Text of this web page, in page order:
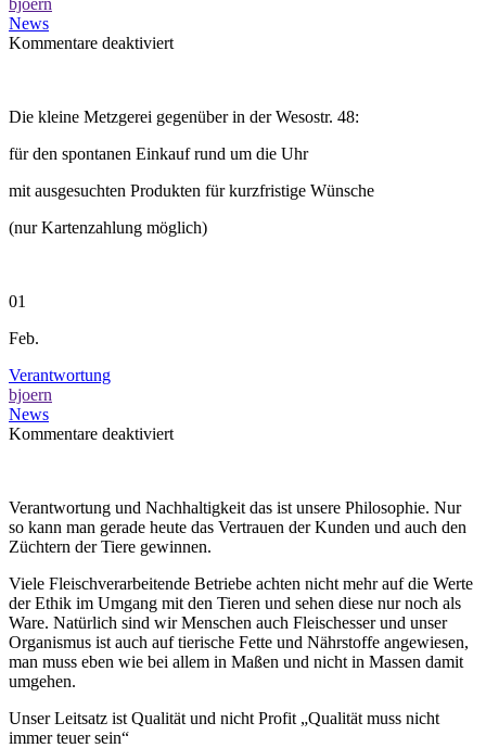
News
Kommentare deaktiviertfür
Die kleine Metzgerei gegenüber in der Wesostr. 48:
für den spontanen Einkauf rund um die Uhr
mit ausgesuchten Produkten für kurzfristige Wünsche
(nur Kartenzahlung möglich)
01
Feb.
Verantwortung
bjoern
News
Kommentare deaktiviertfür
Verantwortung und Nachhaltigkeit das ist unsere Philosophie. Nur
so kann man gerade heute das Vertrauen der Kunden und auch den
Züchtern der Tiere gewinnen.
Viele Fleischverarbeitende Betriebe achten nicht mehr auf die Werte
der Ethik im Umgang mit den Tieren und sehen diese nur noch als
Ware. Natürlich sind wir Menschen auch Fleischesser und unser
Organismus ist auch auf tierische Fette und Nährstoffe angewiesen,
man muss eben wie bei allem in Maßen und nicht in Massen damit
umgehen.
Unser Leitsatz ist Qualität und nicht Profit „Qualität muss nicht
immer teuer sein“